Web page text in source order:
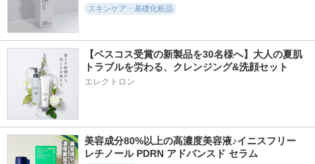
スキンケア・基礎化粧品
【ベスコス受賞の新製品を30名様へ】大人の夏肌
トラブルを労わる、クレンジング&洗顔セット
エレクトロン
美容成分80%以上の高濃度美容液♪イニスフリー
レチノール PDRN アドバンスド セラム